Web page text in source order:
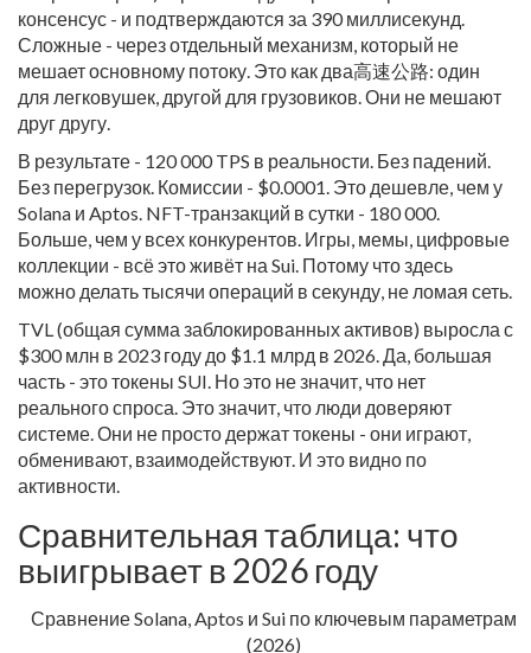
консенсус - и подтверждаются за 390 миллисекунд.
Сложные - через отдельный механизм, который не
мешает основному потоку. Это как два高速公路: один
для легковушек, другой для грузовиков. Они не мешают
друг другу.
В результате - 120 000 TPS в реальности. Без падений.
Без перегрузок. Комиссии - $0.0001. Это дешевле, чем у
Solana и Aptos. NFT-транзакций в сутки - 180 000.
Больше, чем у всех конкурентов. Игры, мемы, цифровые
коллекции - всё это живёт на Sui. Потому что здесь
можно делать тысячи операций в секунду, не ломая сеть.
TVL (общая сумма заблокированных активов) выросла с
$300 млн в 2023 году до $1.1 млрд в 2026. Да, большая
часть - это токены SUI. Но это не значит, что нет
реального спроса. Это значит, что люди доверяют
системе. Они не просто держат токены - они играют,
обменивают, взаимодействуют. И это видно по
активности.
Сравнительная таблица: что
выигрывает в 2026 году
Сравнение Solana, Aptos и Sui по ключевым параметрам
(2026)